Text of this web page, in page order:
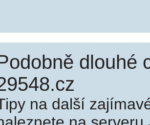
dlouhé
na další